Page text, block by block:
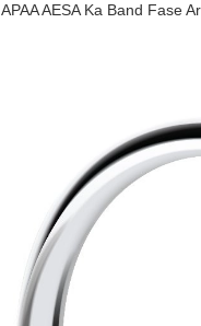
APAA AESA Ka Band Fase